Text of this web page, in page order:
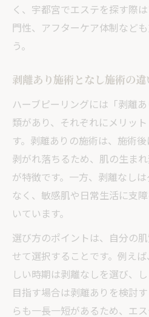
く、宇都宮でエステを探す際
門性、アフターケア体制など
う。
剥離あり施術となし施術の
ハーブピーリングには「剥離
類があり、それぞれにメリッ
す。剥離ありの施術は、施術
剥がれ落ちるため、肌の生ま
が特徴です。一方、剥離なし
なく、敏感肌や日常生活に支
いています。
選び方のポイントは、自分の
せて選択することです。例え
しい時期は剥離なしを選び、
目指す場合は剥離ありを検討
らも一長一短があるため、エ